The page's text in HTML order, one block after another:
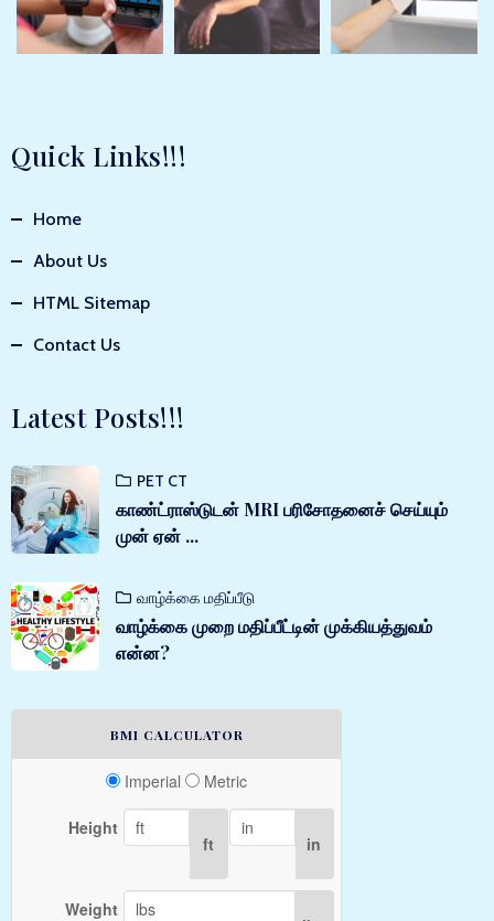
Quick Links!!!
Home
About Us
HTML Sitemap
Contact Us
Latest Posts!!!
PET CT
காண்ட்ராஸ்டுடன் MRI பரிசோதனைச் செய்யும்
முன் ஏன் ...
வாழ்க்கை மதிப்பீடு
வாழ்க்கை முறை மதிப்பீட்டின் முக்கியத்துவம்
என்ன?
BMI CALCULATOR
Imperial Metric
Height
ft in
Weight